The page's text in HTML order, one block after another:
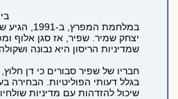
יצחק שמיר. שפיר, אז סגן אלוף
שמדיניות הריסון היא נבונה
חבריו של שפיר סבורים כי דן
בגלל דעותי הפוליטיות. הבחירה
שיכול להזדהות עם מדיניות